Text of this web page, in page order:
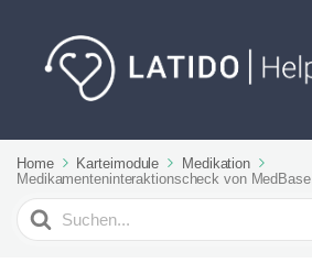
Home Karteimodule
Medikation
Medikamenteninteraktionscheck von MedBase
Suchen
nach